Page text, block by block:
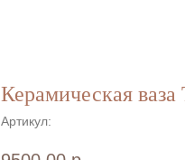
Керамическая
Артикул: